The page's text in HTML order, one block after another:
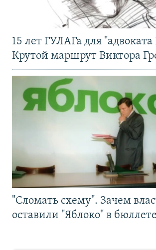
15 лет ГУЛАГа для
Крутой маршрут Виктора
"Сломать схему". Зачем
оставили "Яблоко" в